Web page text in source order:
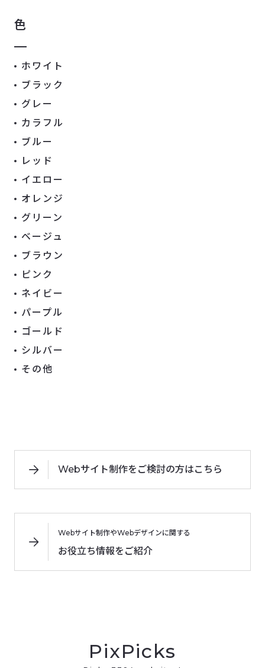
色
ホワイト
ブラック
グレー
カラフル
ブルー
レッド
イエロー
オレンジ
グリーン
ベージュ
ブラウン
ピンク
ネイビー
パープル
ゴールド
シルバー
その他
Webサイト制作をご検討の方はこちら
Webサイト制作やWebデザインに関する
お役立ち情報をご紹介
PixPicks